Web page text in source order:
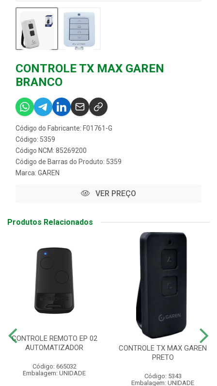
CONTROLE TX MAX GAREN
BRANCO
Código do Fabricante: F01761-G
Código: 5359
Código NCM: 85269200
Código de Barras do Produto: 5359
Marca: GAREN
VER PREÇO
Produtos Relacionados
CONTROLE REMOTO EP 02
AUTOMATIZADOR
Código: 665032
Embalagem: UNIDADE
CONTROLE TX MAX GAREN
PRETO
Código: 5343
Embalagem: UNIDADE